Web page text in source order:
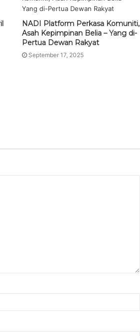
NADI Platform Perkasa Komuniti,
Asah Kepimpinan Belia – Yang di-
Pertua Dewan Rakyat
September 17, 2025